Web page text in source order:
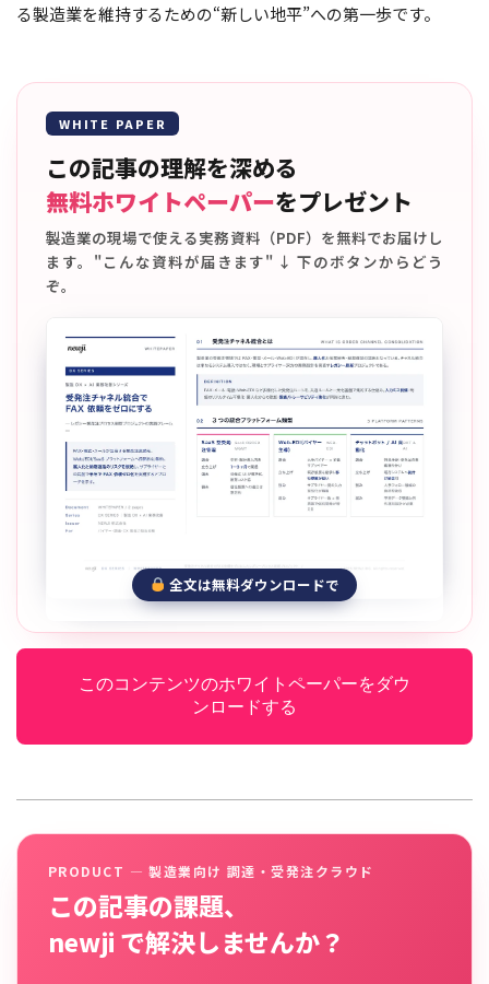
る製造業を維持するための“新しい地平”への第一歩です。
WHITE PAPER
この記事の理解を深める
無料ホワイトペーパーをプレゼント
製造業の現場で使える実務資料（PDF）を無料でお届けし
ます。"こんな資料が届きます" ↓ 下のボタンからどう
ぞ。
全文は無料ダウンロードで
このコンテンツのホワイトペーパーをダウ
ンロードする
PRODUCT — 製造業向け 調達・受発注クラウド
この記事の課題、
newji で解決しませんか？